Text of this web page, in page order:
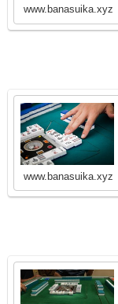
www.banasuika.xyz
www.banasuika.xyz